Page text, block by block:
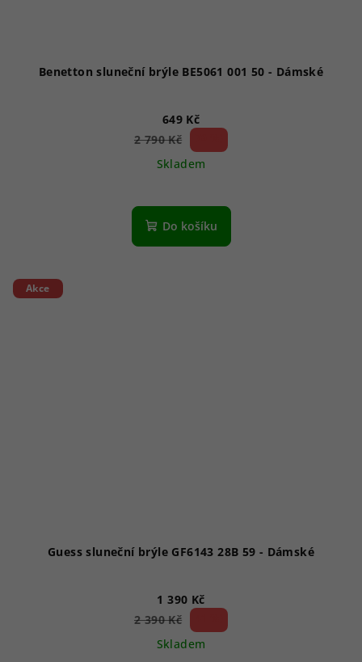
Benetton sluneční brýle BE5061 001 50 - Dámské
649 Kč
2 790 Kč
Skladem
Do košíku
Akce
Guess sluneční brýle GF6143 28B 59 - Dámské
1 390 Kč
2 390 Kč
Skladem